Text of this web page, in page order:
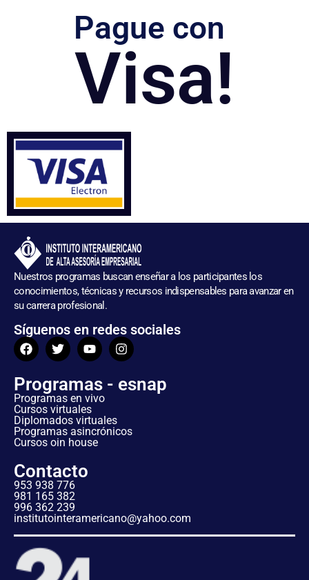
Pague con
Visa!
Nuestros programas buscan enseñar a los participantes los
conocimientos, técnicas y recursos indispensables para avanzar en
su carrera profesional.
Síguenos en redes sociales
Programas - esnap
Programas en vivo
Cursos virtuales
Diplomados virtuales
Programas asincrónicos
Cursos oin house
Contacto
953 938 776
981 165 382
996 362 239
institutointeramericano@yahoo.com